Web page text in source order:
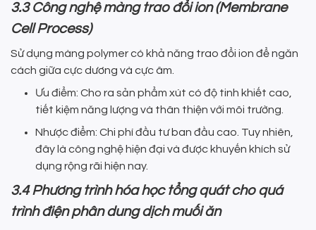
3.3 Công nghệ màng trao đổi ion (Membrane
Cell Process)
Sử dụng màng polymer có khả năng trao đổi ion để ngăn
cách giữa cực dương và cực âm.
Ưu điểm: Cho ra sản phẩm xút có độ tinh khiết cao,
tiết kiệm năng lượng và thân thiện với môi trường.
Nhược điểm: Chi phí đầu tư ban đầu cao. Tuy nhiên,
đây là công nghệ hiện đại và được khuyến khích sử
dụng rộng rãi hiện nay.
3.4 Phương trình hóa học tổng quát cho quá
trình điện phân dung dịch muối ăn